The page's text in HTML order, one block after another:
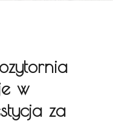
w
za